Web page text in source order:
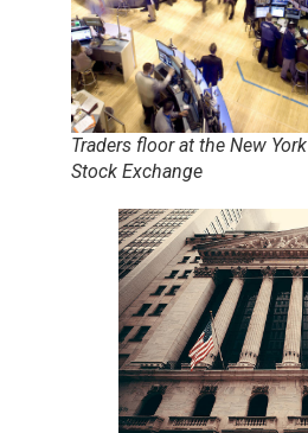
Traders floor at the New York
Stock Exchange